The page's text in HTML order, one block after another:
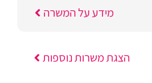
מידע על המשרה
הצגת משרות נוספות